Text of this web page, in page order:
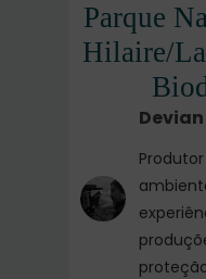
Parque
Hilaire/